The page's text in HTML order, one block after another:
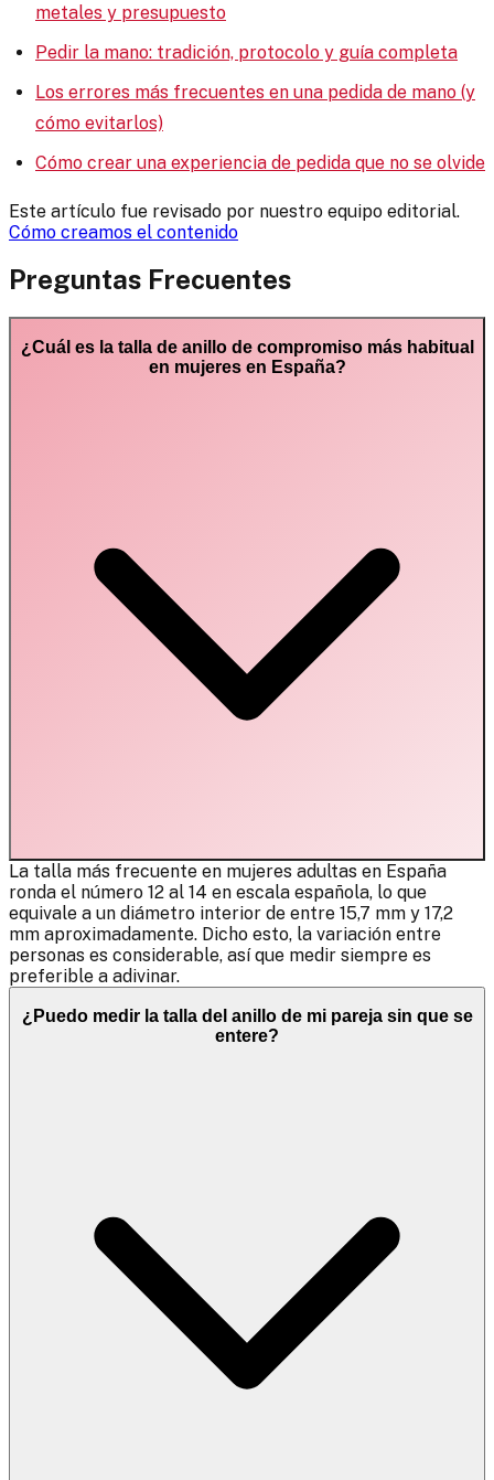
metales y presupuesto
Pedir la mano: tradición, protocolo y guía completa
Los errores más frecuentes en una pedida de mano (y
cómo evitarlos)
Cómo crear una experiencia de pedida que no se olvide
Este artículo fue revisado por nuestro equipo editorial.
Cómo creamos el contenido
Preguntas Frecuentes
¿Cuál es la talla de anillo de compromiso más habitual
en mujeres en España?
La talla más frecuente en mujeres adultas en España
ronda el número 12 al 14 en escala española, lo que
equivale a un diámetro interior de entre 15,7 mm y 17,2
mm aproximadamente. Dicho esto, la variación entre
personas es considerable, así que medir siempre es
preferible a adivinar.
¿Puedo medir la talla del anillo de mi pareja sin que se
entere?